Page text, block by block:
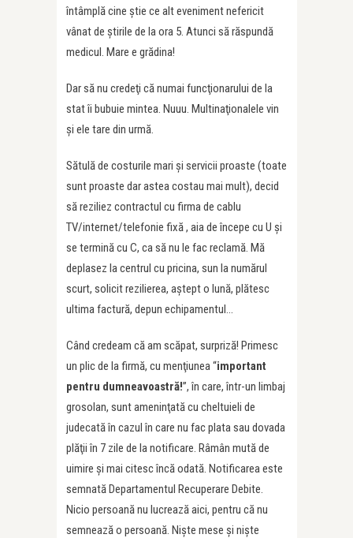
întâmplă cine ştie ce alt eveniment nefericit
vânat de ştirile de la ora 5. Atunci să răspundă
medicul. Mare e grădina!
Dar să nu credeţi că numai funcţionarului de la
stat îi bubuie mintea. Nuuu. Multinaţionalele vin
şi ele tare din urmă.
Sătulă de costurile mari şi servicii proaste (toate
sunt proaste dar astea costau mai mult), decid
să reziliez contractul cu firma de cablu
TV/internet/telefonie fixă , aia de începe cu U şi
se termină cu C, ca să nu le fac reclamă. Mă
deplasez la centrul cu pricina, sun la numărul
scurt, solicit rezilierea, aştept o lună, plătesc
ultima factură, depun echipamentul…
Când credeam că am scăpat, surpriză! Primesc
un plic de la firmă, cu menţiunea “important
pentru dumneavoastră!”, în care, într-un limbaj
grosolan, sunt ameninţată cu cheltuieli de
judecată în cazul în care nu fac plata sau dovada
plăţii în 7 zile de la notificare. Râmân mută de
uimire şi mai citesc încă odată. Notificarea este
semnată Departamentul Recuperare Debite.
Nicio persoană nu lucrează aici, pentru că nu
semnează o persoană. Nişte mese şi nişte